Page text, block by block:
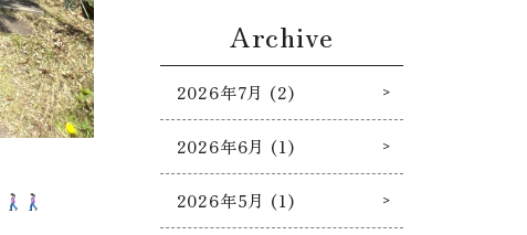
Archive
2026年7月 (2)
2026年6月 (1)
2026年5月 (1)